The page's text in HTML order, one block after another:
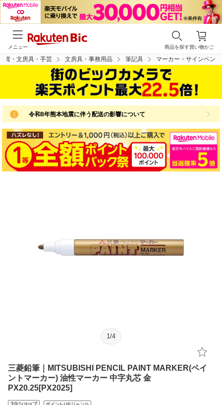
買い物かご
商品を探す
メニュー
貨・文房具・手芸 文房具・事務用品 筆記具 マーカー・サインペン
令和8年熊本地震に伴う配送の影響について
1 /4
三菱鉛筆｜MITSUBISHI PENCIL PAINT MARKER(ペイ
ントマーカー) 油性マーカー 中字丸芯 金
PX20.25[PX2025]